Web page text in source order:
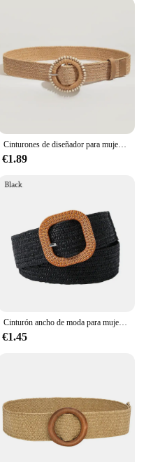
to your product line.
make it a
looking to cater to
its sets available for
and increasing
Cinturones de diseñador para mujer, cintura de paja PP trenzada bohemia de alta calidad, cinturón elástico bohemio para Vestido vaquero para playa de verano
€1.89
Cinturón ancho de moda para mujer, Cinturón trenzado bohemio, tejido de paja de retazos, Verano
€1.45